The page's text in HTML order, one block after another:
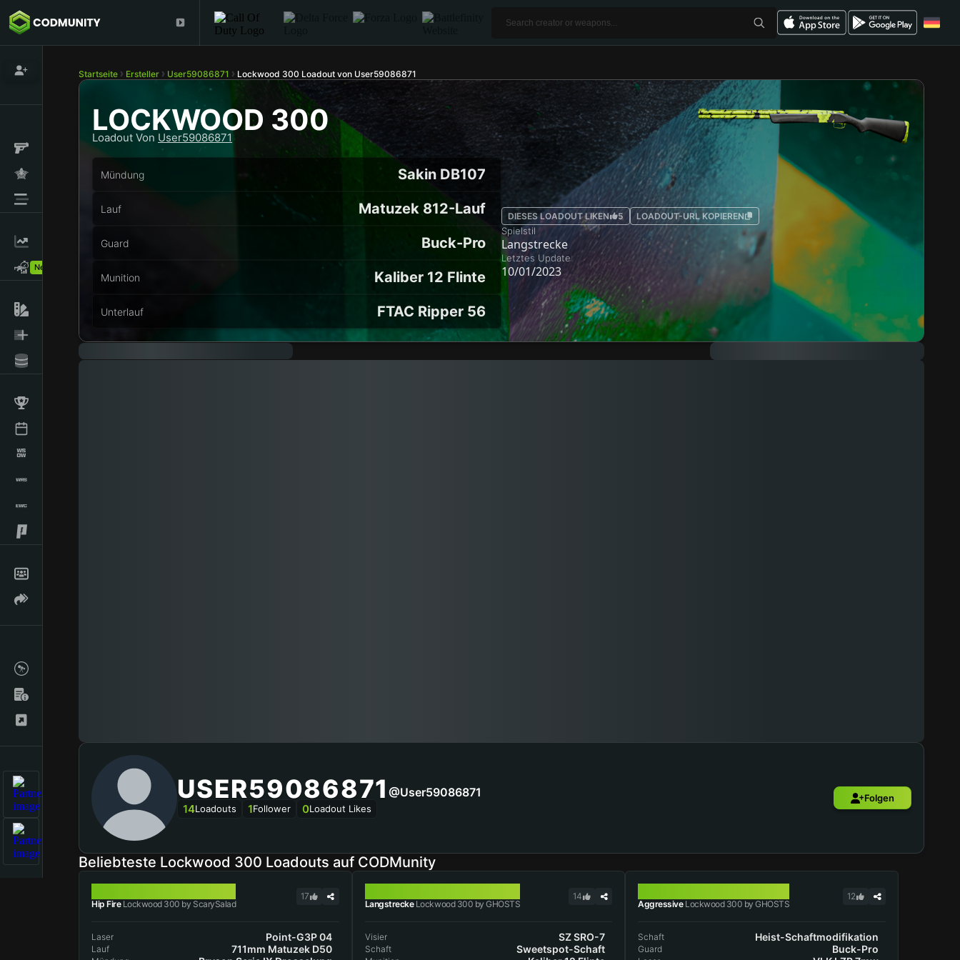
New!
Startseite Ersteller User59086871 Lockwood 300 Loadout von User59086871
LOCKWOOD 300
Loadout Von User59086871
Mündung Sakin DB107
Lauf Matuzek 812-Lauf
Guard Buck-Pro
Munition Kaliber 12 Flinte
Unterlauf FTAC Ripper 56
DIESES LOADOUT LIKEN 5 LOADOUT-URL KOPIEREN
Spielstil
Langstrecke
Letztes Update
10/01/2023
USER59086871 @user59086871
14Loadouts 1Follower 0Loadout Likes
Folgen
Beliebteste Lockwood 300 Loadouts auf CODMunity
Hip FireLockwood 300 by ScarySalad
17
Laser Point-G3P 04
Lauf 711mm Matuzek D50
LangstreckeLockwood 300 by GHOSTS
14
Visier SZ SRO-7
Schaft Sweetspot-Schaft
AggressiveLockwood 300 by GHOSTS
12
Schaft Heist-Schaftmodifikation
Guard Buck-Pro